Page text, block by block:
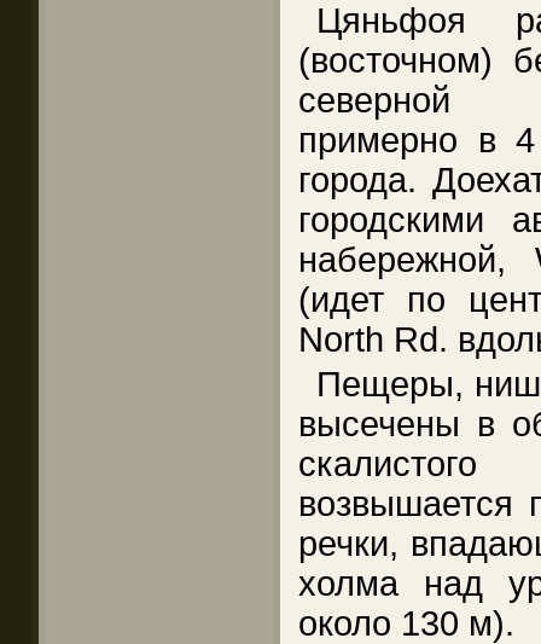
Цяньфоя
(восточном)
северной
примерно в
города.
городскими
(идет по
North Rd.
Пещеры,
высечены в
возвышается
речки,
холма над
около 130 м).